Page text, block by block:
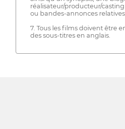
réalisateur/producteur/
ou bandes-annonces
7. Tous les films doivent être
des sous-titres en anglais.